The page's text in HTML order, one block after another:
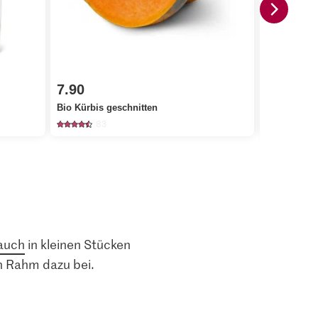
7.90
Bio Kürbis geschnitten
in kleinen Stücken
Rahm dazu bei.